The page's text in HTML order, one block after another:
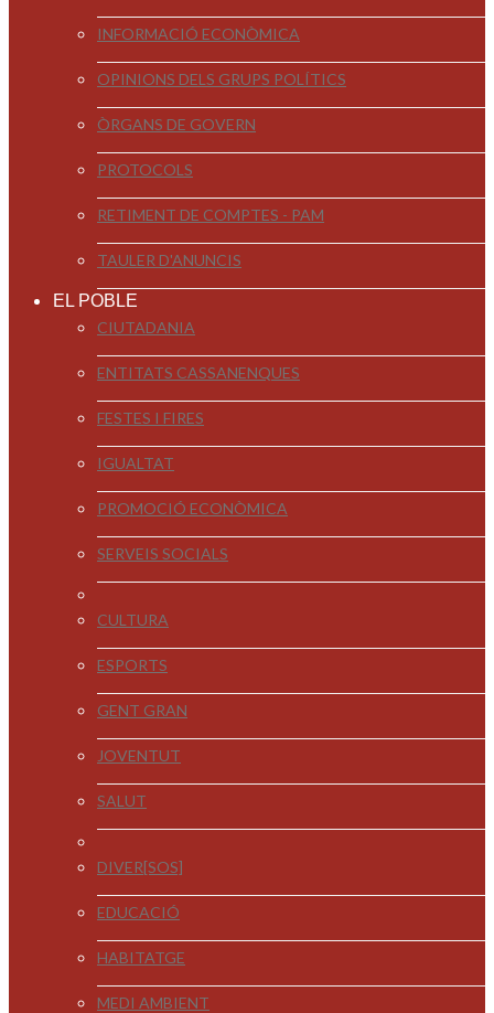
INFORMACIÓ ECONÒMICA
OPINIONS DELS GRUPS POLÍTICS
ÒRGANS DE GOVERN
PROTOCOLS
RETIMENT DE COMPTES - PAM
TAULER D'ANUNCIS
EL POBLE
CIUTADANIA
ENTITATS CASSANENQUES
FESTES I FIRES
IGUALTAT
PROMOCIÓ ECONÒMICA
SERVEIS SOCIALS
CULTURA
ESPORTS
GENT GRAN
JOVENTUT
SALUT
DIVER[SOS]
EDUCACIÓ
HABITATGE
MEDI AMBIENT